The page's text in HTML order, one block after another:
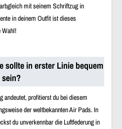
mit seinem Schriftzug in
in deinem Outfit ist dieses
Wahl!
sollte in erster Linie bequem
sein?
profitierst du bei diesem
der weltbekannten Air Pads. In
du unverkennbar die Luftfederung in